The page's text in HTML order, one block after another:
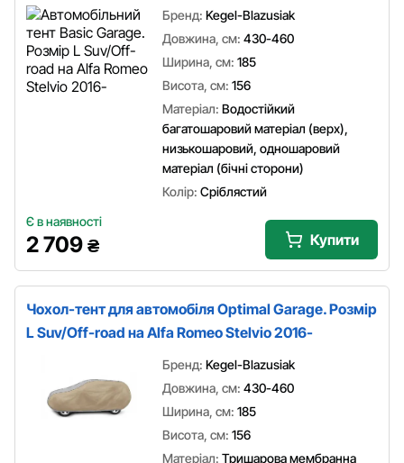
Бренд: Kegel-Blazusiak
Довжина, см: 430-460
Ширина, см: 185
Висота, см: 156
Матеріал: Водостійкий
багатошаровий матеріал (верх),
низькошаровий, одношаровий
матеріал (бічні сторони)
Колір: Сріблястий
Є в наявності
2 709 ₴ Купити
Чохол-тент для автомобіля Optimal Garage. Розмір
L Suv/Off-road на Alfa Romeo Stelvio 2016-
Бренд: Kegel-Blazusiak
Довжина, см: 430-460
Ширина, см: 185
Висота, см: 156
Матеріал: Тришарова мембранна